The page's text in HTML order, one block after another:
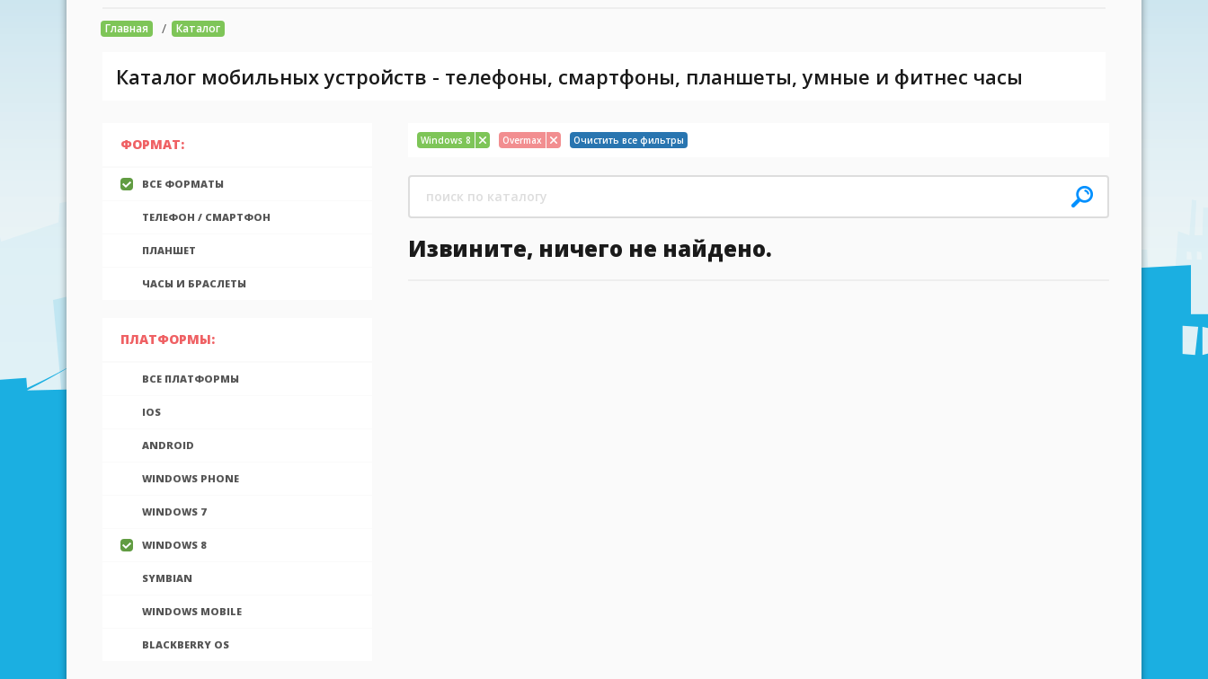
Главная / Каталог
Каталог мобильных устройств - телефоны, смартфоны, планшеты, умные и фитнес часы
ФОРМАТ:
ВСЕ ФОРМАТЫ
ТЕЛЕФОН / СМАРТФОН
ПЛАНШЕТ
ЧАСЫ И БРАСЛЕТЫ
ПЛАТФОРМЫ:
ВСЕ ПЛАТФОРМЫ
IOS
ANDROID
WINDOWS PHONE
WINDOWS 7
WINDOWS 8
SYMBIAN
WINDOWS MOBILE
BLACKBERRY OS
Windows 8 Overmax Очистить все фильтры
Извините, ничего не найдено.